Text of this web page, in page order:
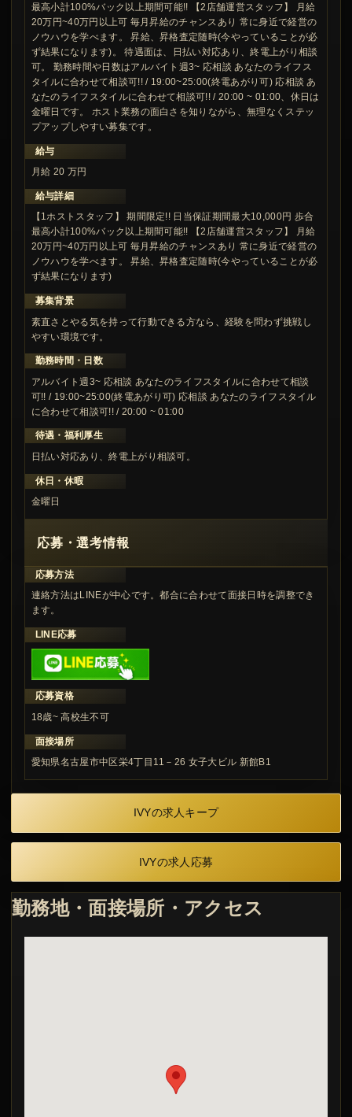
最高小計100%バック以上期間可能!! 【2店舗運営スタッフ】 月給
20万円~40万円以上可 毎月昇給のチャンスあり 常に身近で経営の
ノウハウを学べます。 昇給、昇格査定随時(今やっていることが必
ず結果になります)。 待遇面は、日払い対応あり、終電上がり相談
可。 勤務時間や日数はアルバイト週3~ 応相談 あなたのライフス
タイルに合わせて相談可!! / 19:00~25:00(終電あがり可) 応相談 あ
なたのライフスタイルに合わせて相談可!! / 20:00 ~ 01:00、休日は
金曜日です。 ホスト業務の面白さを知りながら、無理なくステッ
プアップしやすい募集です。
給与
月給 20 万円
給与詳細
【1ホストスタッフ】 期間限定!! 日当保証期間最大10,000円 歩合
最高小計100%バック以上期間可能!! 【2店舗運営スタッフ】 月給
20万円~40万円以上可 毎月昇給のチャンスあり 常に身近で経営の
ノウハウを学べます。 昇給、昇格査定随時(今やっていることが必
ず結果になります)
募集背景
素直さとやる気を持って行動できる方なら、経験を問わず挑戦し
やすい環境です。
勤務時間・日数
アルバイト週3~ 応相談 あなたのライフスタイルに合わせて相談
可!! / 19:00~25:00(終電あがり可) 応相談 あなたのライフスタイル
に合わせて相談可!! / 20:00 ~ 01:00
待遇・福利厚生
日払い対応あり、終電上がり相談可。
休日・休暇
金曜日
応募・選考情報
応募方法
連絡方法はLINEが中心です。都合に合わせて面接日時を調整でき
ます。
LINE応募
応募資格
18歳~ 高校生不可
面接場所
愛知県名古屋市中区栄4丁目11－26 女子大ビル 新館B1
IVYの求人キープ
IVYの求人応募
勤務地・面接場所・アクセス